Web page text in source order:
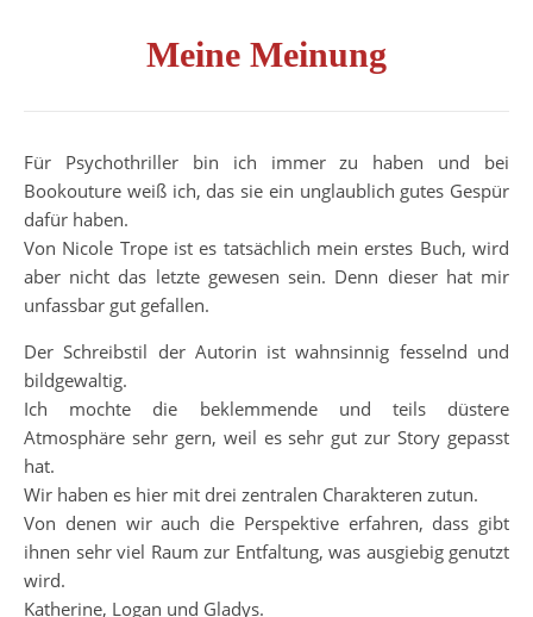
Meine Meinung
Für Psychothriller bin ich immer zu haben und bei
Bookouture weiß ich, das sie ein unglaublich gutes Gespür
dafür haben.
Von Nicole Trope ist es tatsächlich mein erstes Buch, wird
aber nicht das letzte gewesen sein. Denn dieser hat mir
unfassbar gut gefallen.
Der Schreibstil der Autorin ist wahnsinnig fesselnd und
bildgewaltig.
Ich mochte die beklemmende und teils düstere
Atmosphäre sehr gern, weil es sehr gut zur Story gepasst
hat.
Wir haben es hier mit drei zentralen Charakteren zutun.
Von denen wir auch die Perspektive erfahren, dass gibt
ihnen sehr viel Raum zur Entfaltung, was ausgiebig genutzt
wird.
Katherine, Logan und Gladys.